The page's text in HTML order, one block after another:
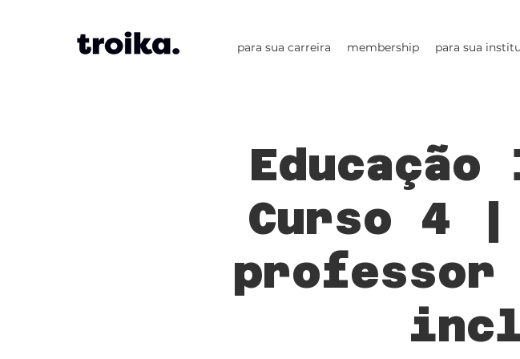
para sua carreira membership para sua
Curso 4 |
professor